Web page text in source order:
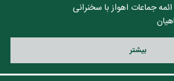
جماعات اهواز با سخنرانی
بيشتر